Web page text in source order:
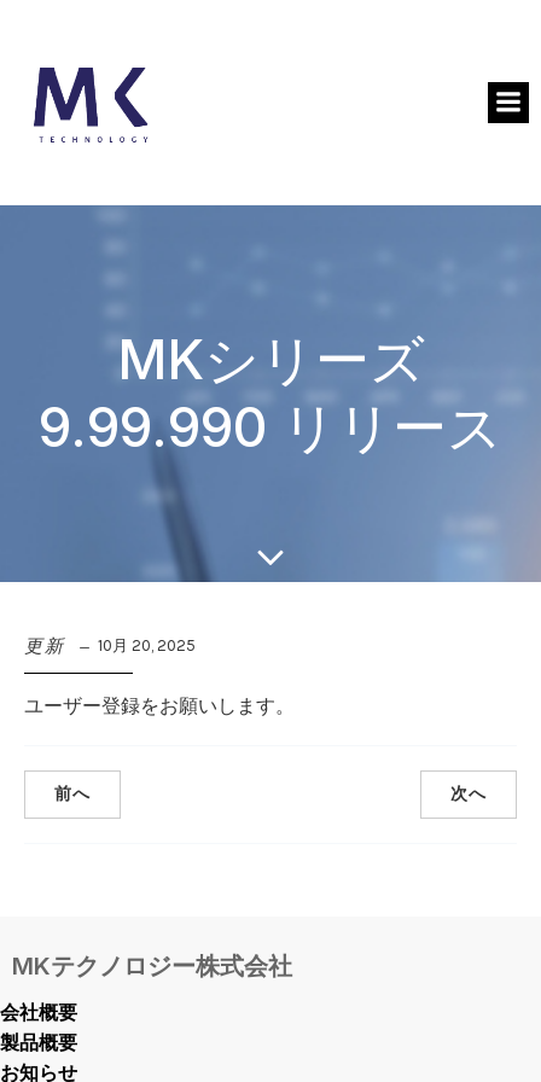
MKシリーズ
9.99.990 リリース
更新 10月 20, 2025
ユーザー登録をお願いします。
前へ 次へ
MKテクノロジー株式会社
会社概要
製品概要
お知らせ